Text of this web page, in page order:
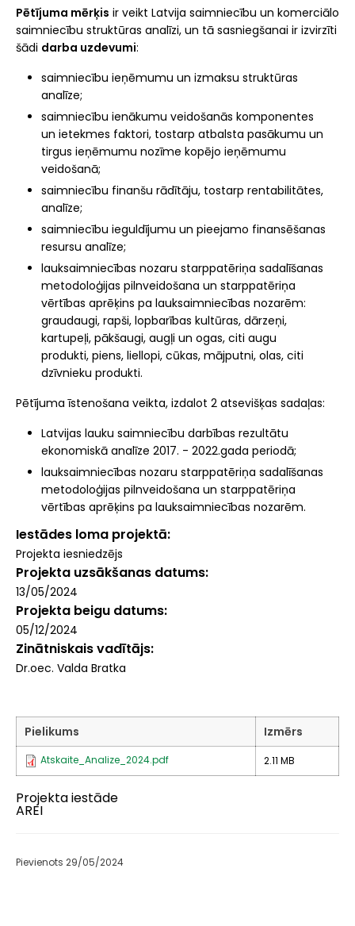
Pētījuma mērķis ir veikt Latvija saimniecību un komerciālo
saimniecību struktūras analīzi, un tā sasniegšanai ir izvirzīti
šādi darba uzdevumi:
saimniecību ieņēmumu un izmaksu struktūras
analīze;
saimniecību ienākumu veidošanās komponentes
un ietekmes faktori, tostarp atbalsta pasākumu un
tirgus ieņēmumu nozīme kopējo ieņēmumu
veidošanā;
saimniecību finanšu rādītāju, tostarp rentabilitātes,
analīze;
saimniecību ieguldījumu un pieejamo finansēšanas
resursu analīze;
lauksaimniecības nozaru starppatēriņa sadalīšanas
metodoloģijas pilnveidošana un starppatēriņa
vērtības aprēķins pa lauksaimniecības nozarēm:
graudaugi, rapši, lopbarības kultūras, dārzeņi,
kartupeļi, pākšaugi, augļi un ogas, citi augu
produkti, piens, liellopi, cūkas, mājputni, olas, citi
dzīvnieku produkti.
Pētījuma īstenošana veikta, izdalot 2 atsevišķas sadaļas:
Latvijas lauku saimniecību darbības rezultātu
ekonomiskā analīze 2017. - 2022.gada periodā;
lauksaimniecības nozaru starppatēriņa sadalīšanas
metodoloģijas pilnveidošana un starppatēriņa
vērtības aprēķins pa lauksaimniecības nozarēm.
Iestādes loma projektā
Projekta iesniedzējs
Projekta uzsākšanas datums
13/05/2024
Projekta beigu datums
05/12/2024
Zinātniskais vadītājs
Dr.oec. Valda Bratka
Pielikums Izmērs
Atskaite_Analize_2024.pdf 2.11 MB
Projekta iestāde
AREI
Pievienots 29/05/2024